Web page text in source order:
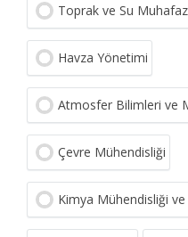
Toprak ve Su
Havza Yönetimi
Atmosfer Bilimleri ve
Çevre Mühendisliği
Kimya Mühendisliği